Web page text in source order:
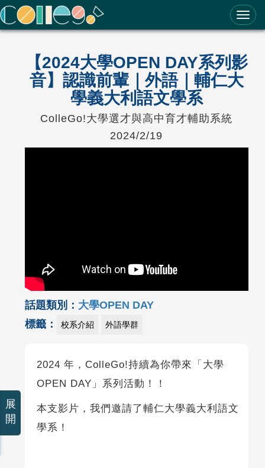
ColleGo! 大學選才與高中育才輔助系統
【2024大學OPEN DAY系列影
音】認識前輩｜外語｜輔仁大
學義大利語文學系
ColleGo!大學選才與高中育才輔助系統
2024/2/19
話題類別： 大學OPEN DAY
標籤：
校系介紹 外語學群
2024 年，ColleGo!持續為你帶來「大學
OPEN DAY」系列活動！！
本支影片，我們邀請了輔仁大學義大利語文
學系！
展
開